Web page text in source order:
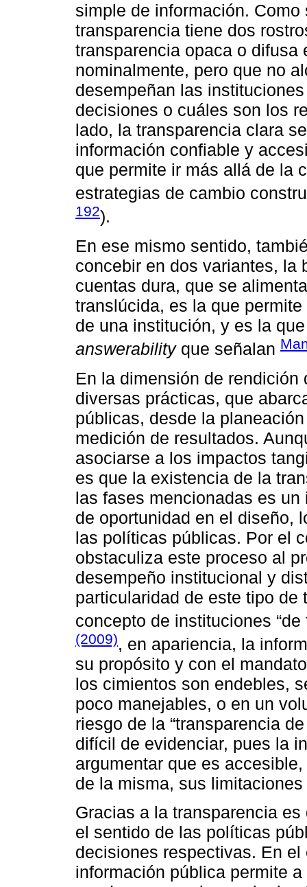
simple de información.
transparencia tiene dos
transparencia opaca o
nominalmente, pero que no
desempeñan las
decisiones o cuáles son los
lado, la transparencia clara
información confiable y
que permite ir más allá de la
estrategias de cambio
192).
En ese mismo sentido,
concebir en dos variantes, la
cuentas dura, que se
translúcida, es la que
de una institución, y es la
answerabilityque señalan
En la dimensión de
diversas prácticas, que
públicas, desde la
medición de resultados.
asociarse a los impactos
es que la existencia de la
las fases mencionadas es
de oportunidad en el diseño,
las políticas públicas. Por el
obstaculiza este proceso al
desempeño institucional y
particularidad de este tipo de
concepto de instituciones
(2009), en apariencia, la
su propósito y con el
los cimientos son endebles,
poco manejables, o en un
riesgo de la “transparencia
difícil de evidenciar, pues la
argumentar que es
de la misma, sus
Gracias a la transparencia
el sentido de las políticas
decisiones respectivas. En
información pública permite